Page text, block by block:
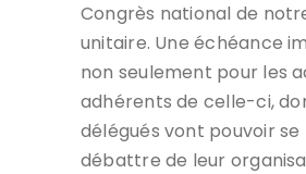
Congrès national de
unitaire. Une échéance
non seulement pour les
adhérents de celle-ci,
délégués vont pouvoir
débattre de leur